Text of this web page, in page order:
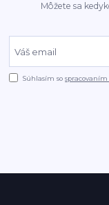
Môžete sa
Súhlasím sospracovaním